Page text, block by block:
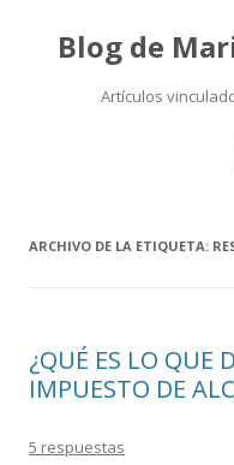
Blog de
Artículos
ARCHIVO DE LA ETIQUETA:
¿QUÉ ES LO QUE
IMPUESTO DE
5 respuestas